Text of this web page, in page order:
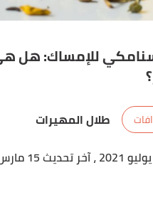
للإمساك: هل
طلال المهيرات
، آخر تحديث 15 مارس 2023